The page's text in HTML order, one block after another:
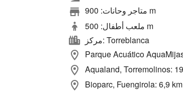
متاجر وحانات: 900 m
ملعب أطفال: 500 m
مركز: Torreblanca
Parque Acuático
Aqualand, Torremolinos:
Bioparc, Fuengirola: 6,9 km